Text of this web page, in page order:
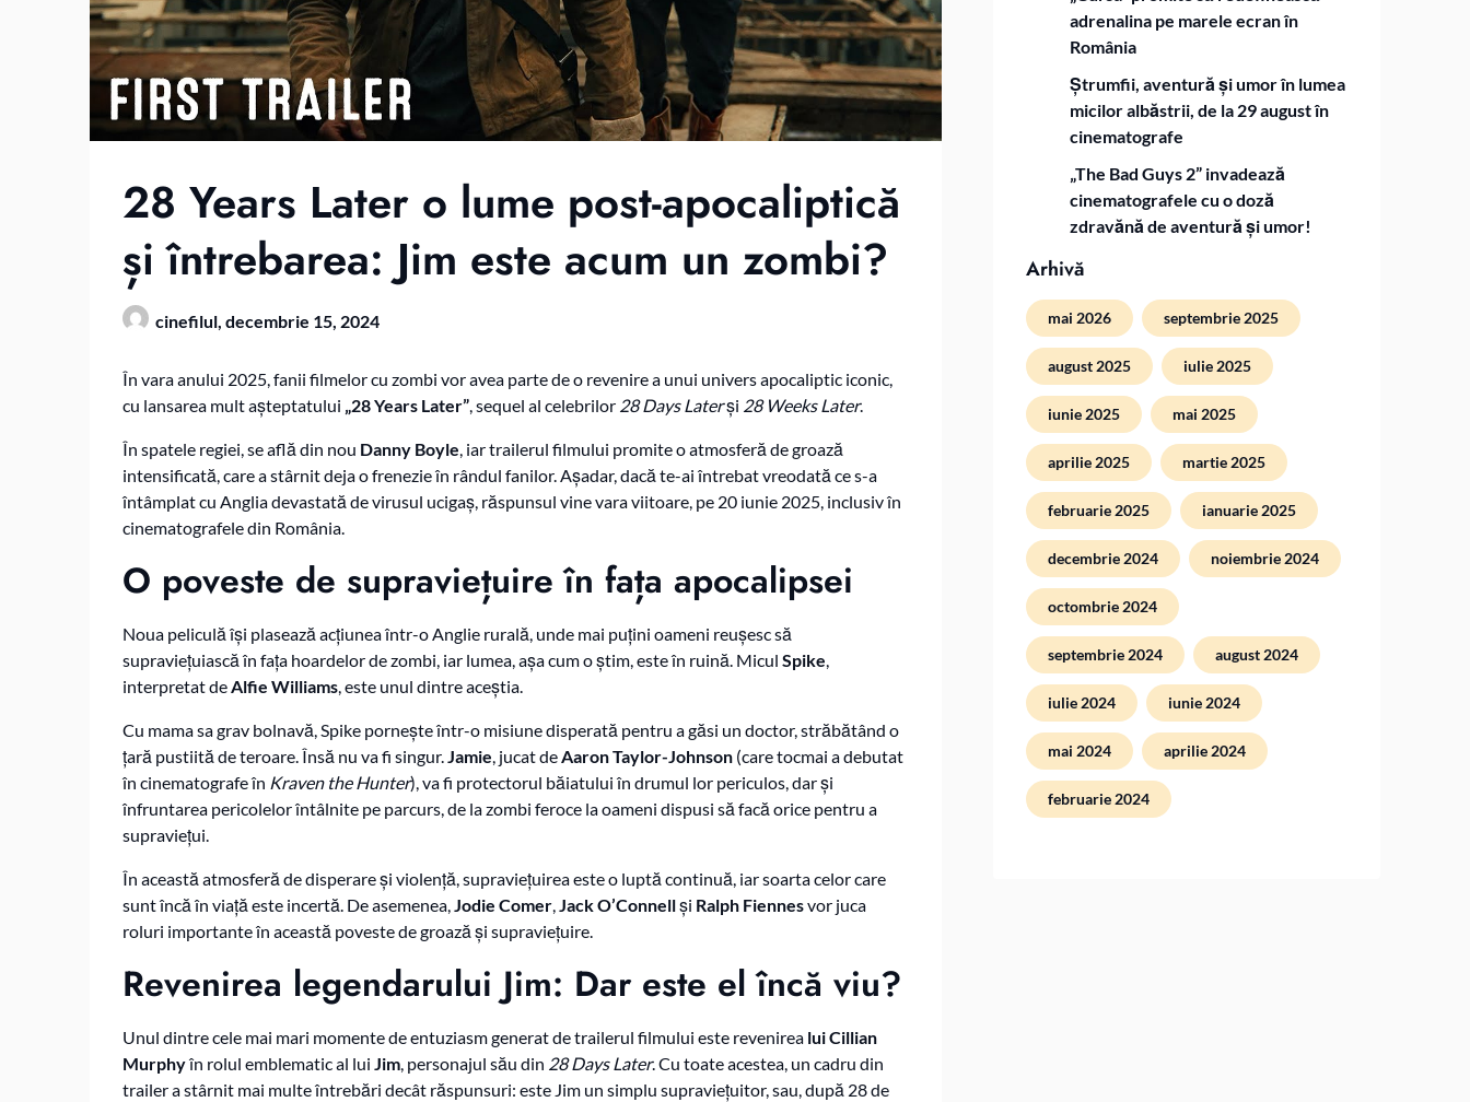
28 Years Later o lume post-apocaliptică
și întrebarea: Jim este acum un zombi?
cinefilul, decembrie 15, 2024
În vara anului 2025, fanii filmelor cu zombi vor avea parte de o revenire a unui univers apocaliptic iconic,
cu lansarea mult așteptatului „28 Years Later”, sequel al celebrilor 28 Days Laterși 28 Weeks Later.
În spatele regiei, se află din nou Danny Boyle, iar trailerul filmului promite o atmosferă de groază
intensificată, care a stârnit deja o frenezie în rândul fanilor. Așadar, dacă te-ai întrebat vreodată ce s-a
întâmplat cu Anglia devastată de virusul ucigaș, răspunsul vine vara viitoare, pe 20 iunie 2025, inclusiv în
cinematografele din România.
O poveste de supraviețuire în fața apocalipsei
Noua peliculă își plasează acțiunea într-o Anglie rurală, unde mai puțini oameni reușesc să
supraviețuiască în fața hoardelor de zombi, iar lumea, așa cum o știm, este în ruină. Micul Spike,
interpretat deAlfie Williams, este unul dintre aceștia.
Cu mama sa grav bolnavă, Spike pornește într-o misiune disperată pentru a găsi un doctor, străbătând o
țară pustiită de teroare. Însă nu va fi singur.Jamie, jucat deAaron Taylor-Johnson (care tocmai a debutat
în cinematografe în Kraven the Hunter), va fi protectorul băiatului în drumul lor periculos, dar și
înfruntarea pericolelor întâlnite pe parcurs, de la zombi feroce la oameni dispusi să facă orice pentru a
supraviețui.
În această atmosferă de disperare și violență, supraviețuirea este o luptă continuă, iar soarta celor care
sunt încă în viață este incertă. De asemenea,Jodie Comer,Jack O’Connellși Ralph Fiennesvor juca
roluri importante în această poveste de groază și supraviețuire.
Revenirea legendarului Jim: Dar este el încă viu?
Unul dintre cele mai mari momente de entuziasm generat de trailerul filmului este revenirea lui Cillian
Murphyîn rolul emblematic al lui Jim, personajul său din 28 Days Later. Cu toate acestea, un cadru din
trailer a stârnit mai multe întrebări decât răspunsuri: este Jim un simplu supraviețuitor, sau, după 28 de
adrenalina pe marele ecran în
România
Ștrumfii, aventură și umor în lumea
micilor albăstrii, de la 29 august în
cinematografe
„The Bad Guys 2” invadează
cinematografele cu o doză
zdravănă de aventură și umor!
Arhivă
mai 2026 septembrie 2025
august 2025 iulie 2025
iunie 2025 mai 2025
aprilie 2025 martie 2025
februarie 2025 ianuarie 2025
decembrie 2024 noiembrie 2024
octombrie 2024
septembrie 2024 august 2024
iulie 2024 iunie 2024
mai 2024 aprilie 2024
februarie 2024